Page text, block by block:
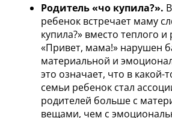
Родитель «чо купила?».
ребенок встречает маму
купила?» вместо теплого
«Привет, мама!» нарушен
материальной и
это означает, что в
семьи ребенок стал
родителей больше с
вещами, чем с